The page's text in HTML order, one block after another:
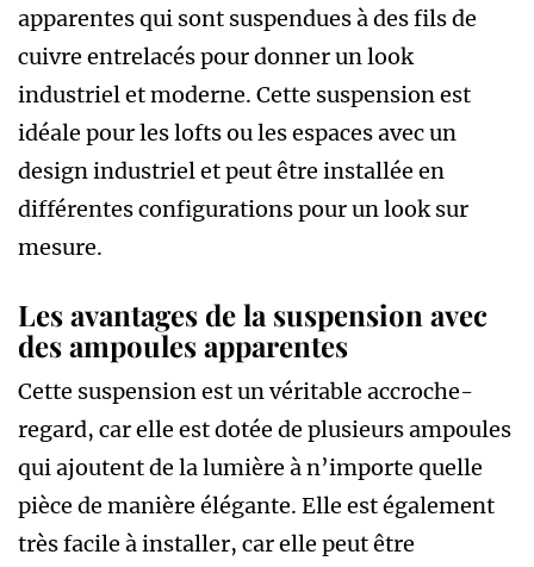
apparentes qui sont suspendues à des fils de
cuivre entrelacés pour donner un look
industriel et moderne. Cette suspension est
idéale pour les lofts ou les espaces avec un
design industriel et peut être installée en
différentes configurations pour un look sur
mesure.
Les avantages de la suspension avec
des ampoules apparentes
Cette suspension est un véritable accroche-
regard, car elle est dotée de plusieurs ampoules
qui ajoutent de la lumière à n’importe quelle
pièce de manière élégante. Elle est également
très facile à installer, car elle peut être